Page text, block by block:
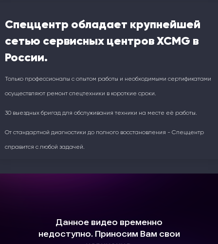
Спеццентр обладает крупнейшей
сетью сервисных центров XCMG в
России.
Только профессионалы с опытом работы и необходимыми сертификатами
осуществляют ремонт спецтехники в короткие сроки.
30 выездных бригад для обслуживания техники на месте её работы.
От стандартной диагностики до полного восстановления - Спеццентр
справится с любой задачей.